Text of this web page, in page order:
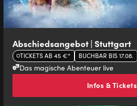
Abschiedsangebot | Stuttgart
TICKETS AB 45 €* BUCHBAR BIS 17.08.
Das magische Abenteuer live
Infos & Tickets